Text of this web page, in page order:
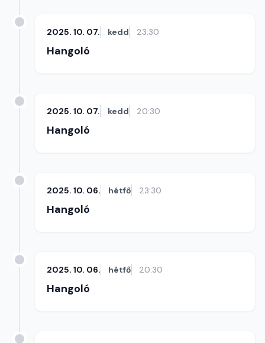
2025. 10. 07. kedd 23:30
Hangoló
2025. 10. 07. kedd 20:30
Hangoló
2025. 10. 06. hétfő 23:30
Hangoló
2025. 10. 06. hétfő 20:30
Hangoló